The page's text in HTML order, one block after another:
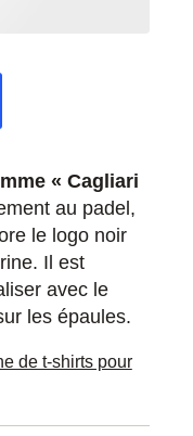
« Cagliari
au padel,
le logo noir
Il est
avec le
les épaules.
de t-shirts pour